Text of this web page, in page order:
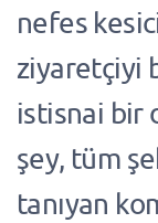
nefes
ziyaretçiyi
istisnai bir
şey, tüm
tanıyan